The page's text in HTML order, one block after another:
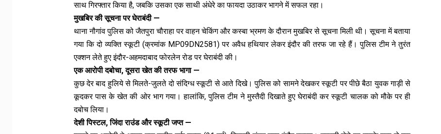
साथ गिरफ्तार किया है, जबकि उसका एक साथी अंधेरे का फायदा उठाकर भागने में सफल रहा।
मुखबिर की सूचना पर घेराबंदी —
थाना नौगांव पुलिस को जैतपुरा चौराहा पर वाहन चेकिंग और कस्बा भ्रमण के दौरान मुखबिर से सूचना मिली थी। सूचना में बताया
गया कि दो व्यक्ति स्कूटी (क्रमांक MP09DN2581) पर अवैध हथियार लेकर इंदौर की तरफ जा रहे हैं। पुलिस टीम ने तुरंत
एक्शन लेते हुए इंदौर-अहमदाबाद फोरलेन रोड पर घेराबंदी की।
एक आरोपी दबोचा, दूसरा खेत की तरफ भागा —
कुछ देर बाद हुलिये से मिलते-जुलते दो संदिग्ध स्कूटी से आते दिखे। पुलिस को सामने देखकर स्कूटी पर पीछे बैठा युवक गाड़ी से
कूदकर पास के खेत की ओर भाग गया। हालांकि, पुलिस टीम ने मुस्तैदी दिखाते हुए घेराबंदी कर स्कूटी चालक को मौके पर ही
दबोच लिया।
देशी पिस्टल, जिंदा राउंड और स्कूटी जप्त —